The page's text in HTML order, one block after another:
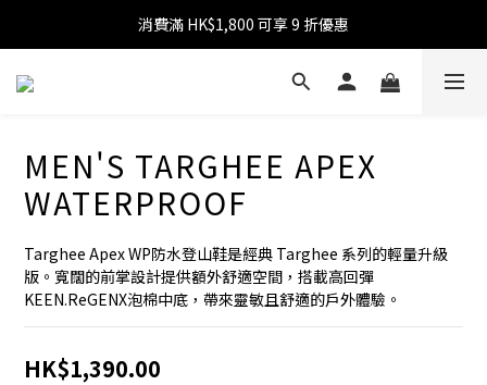
消費滿 HK$599 免運費
消費滿 HK$1,800 可享 9 折優惠
消費滿 HK$599 免運費
MEN'S TARGHEE APEX
WATERPROOF
Targhee Apex WP防水登山鞋是經典 Targhee 系列的輕量升級
版。寬闊的前掌設計提供額外舒適空間，搭載高回彈
KEEN.ReGENX泡棉中底，帶來靈敏且舒適的戶外體驗。
HK$1,390.00